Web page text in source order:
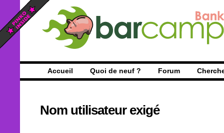
Accueil Quoi de neuf ? Forum
Nom utilisateur exigé